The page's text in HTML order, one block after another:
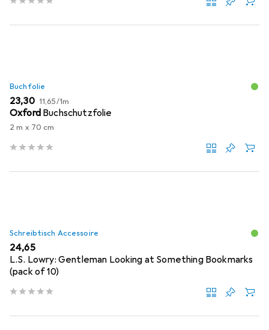
Buchfolie
EUR
23,30 EUR
11,65/1m
Oxford Buchschutzfolie
2 m x 70 cm
Schreibtisch Accessoire
EUR
24,65
L.S. Lowry: Gentleman Looking at Something Bookmarks
(pack of 10)